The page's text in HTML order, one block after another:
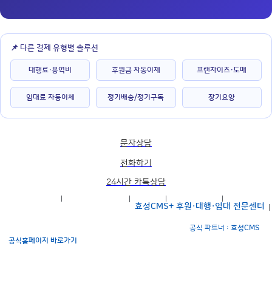
📌 다른 결제 유형별 솔루션
대행료·용역비 후원금 자동이체 프랜차이즈·도매
임대료 자동이체 정기배송/정기구독 장기요양
문자상담
전화하기
24시간 카톡상담
효성CMS+ 후원·대행·임대 전문센터
공식 파트너 : 효성CMS
공식홈페이지 바로가기